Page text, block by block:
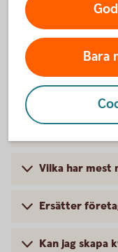
Swish
svar
Vilka har mest
Ersätter
Kan jag skapa
Bara